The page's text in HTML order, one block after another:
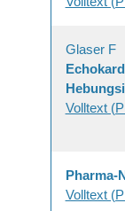
Glaser F
Volltext
Pharma-
Volltext